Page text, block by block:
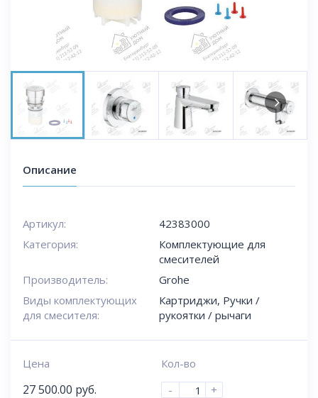
Next
Описание
Артикул:
42383000
Категория:
Комплектующие для
смесителей
Производитель:
Grohe
Виды комплектующих
для смесителя:
Картриджи, Ручки /
рукоятки / рычаги
Цена
27 500.00 руб.
Кол-во
-
+